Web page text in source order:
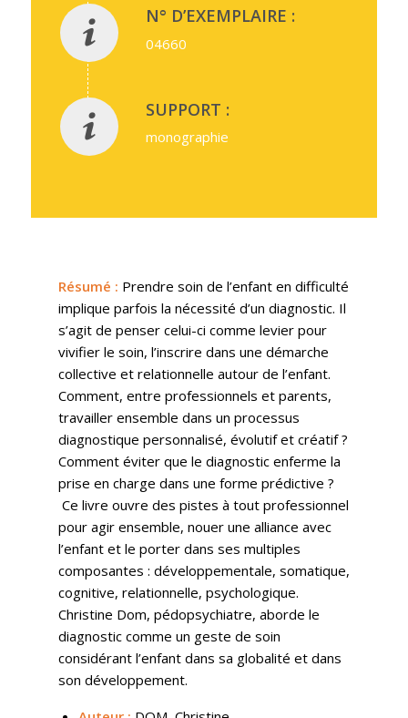
N° D’EXEMPLAIRE :
04660
SUPPORT :
monographie
Résumé : Prendre soin de l’enfant en difficulté
implique parfois la nécessité d’un diagnostic. Il
s’agit de penser celui-ci comme levier pour
vivifier le soin, l’inscrire dans une démarche
collective et relationnelle autour de l’enfant.
Comment, entre professionnels et parents,
travailler ensemble dans un processus
diagnostique personnalisé, évolutif et créatif ?
Comment éviter que le diagnostic enferme la
prise en charge dans une forme prédictive ?
Ce livre ouvre des pistes à tout professionnel
pour agir ensemble, nouer une alliance avec
l’enfant et le porter dans ses multiples
composantes : développementale, somatique,
cognitive, relationnelle, psychologique.
Christine Dom, pédopsychiatre, aborde le
diagnostic comme un geste de soin
considérant l’enfant dans sa globalité et dans
son développement.